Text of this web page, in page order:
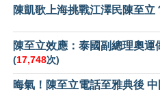
陳凱歌上海挑戰江澤民陳至立
陳至立效應：泰國副總理奧運
(17,748次)
晦氣！陳至立電話至雅典後